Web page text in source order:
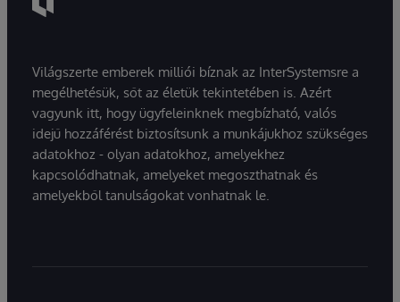
Világszerte emberek milliói bíznak az InterSystemsre a
megélhetésük, sőt az életük tekintetében is. Azért
vagyunk itt, hogy ügyfeleinknek megbízható, valós
idejű hozzáférést biztosítsunk a munkájukhoz szükséges
adatokhoz - olyan adatokhoz, amelyekhez
kapcsolódhatnak, amelyeket megoszthatnak és
amelyekből tanulságokat vonhatnak le.